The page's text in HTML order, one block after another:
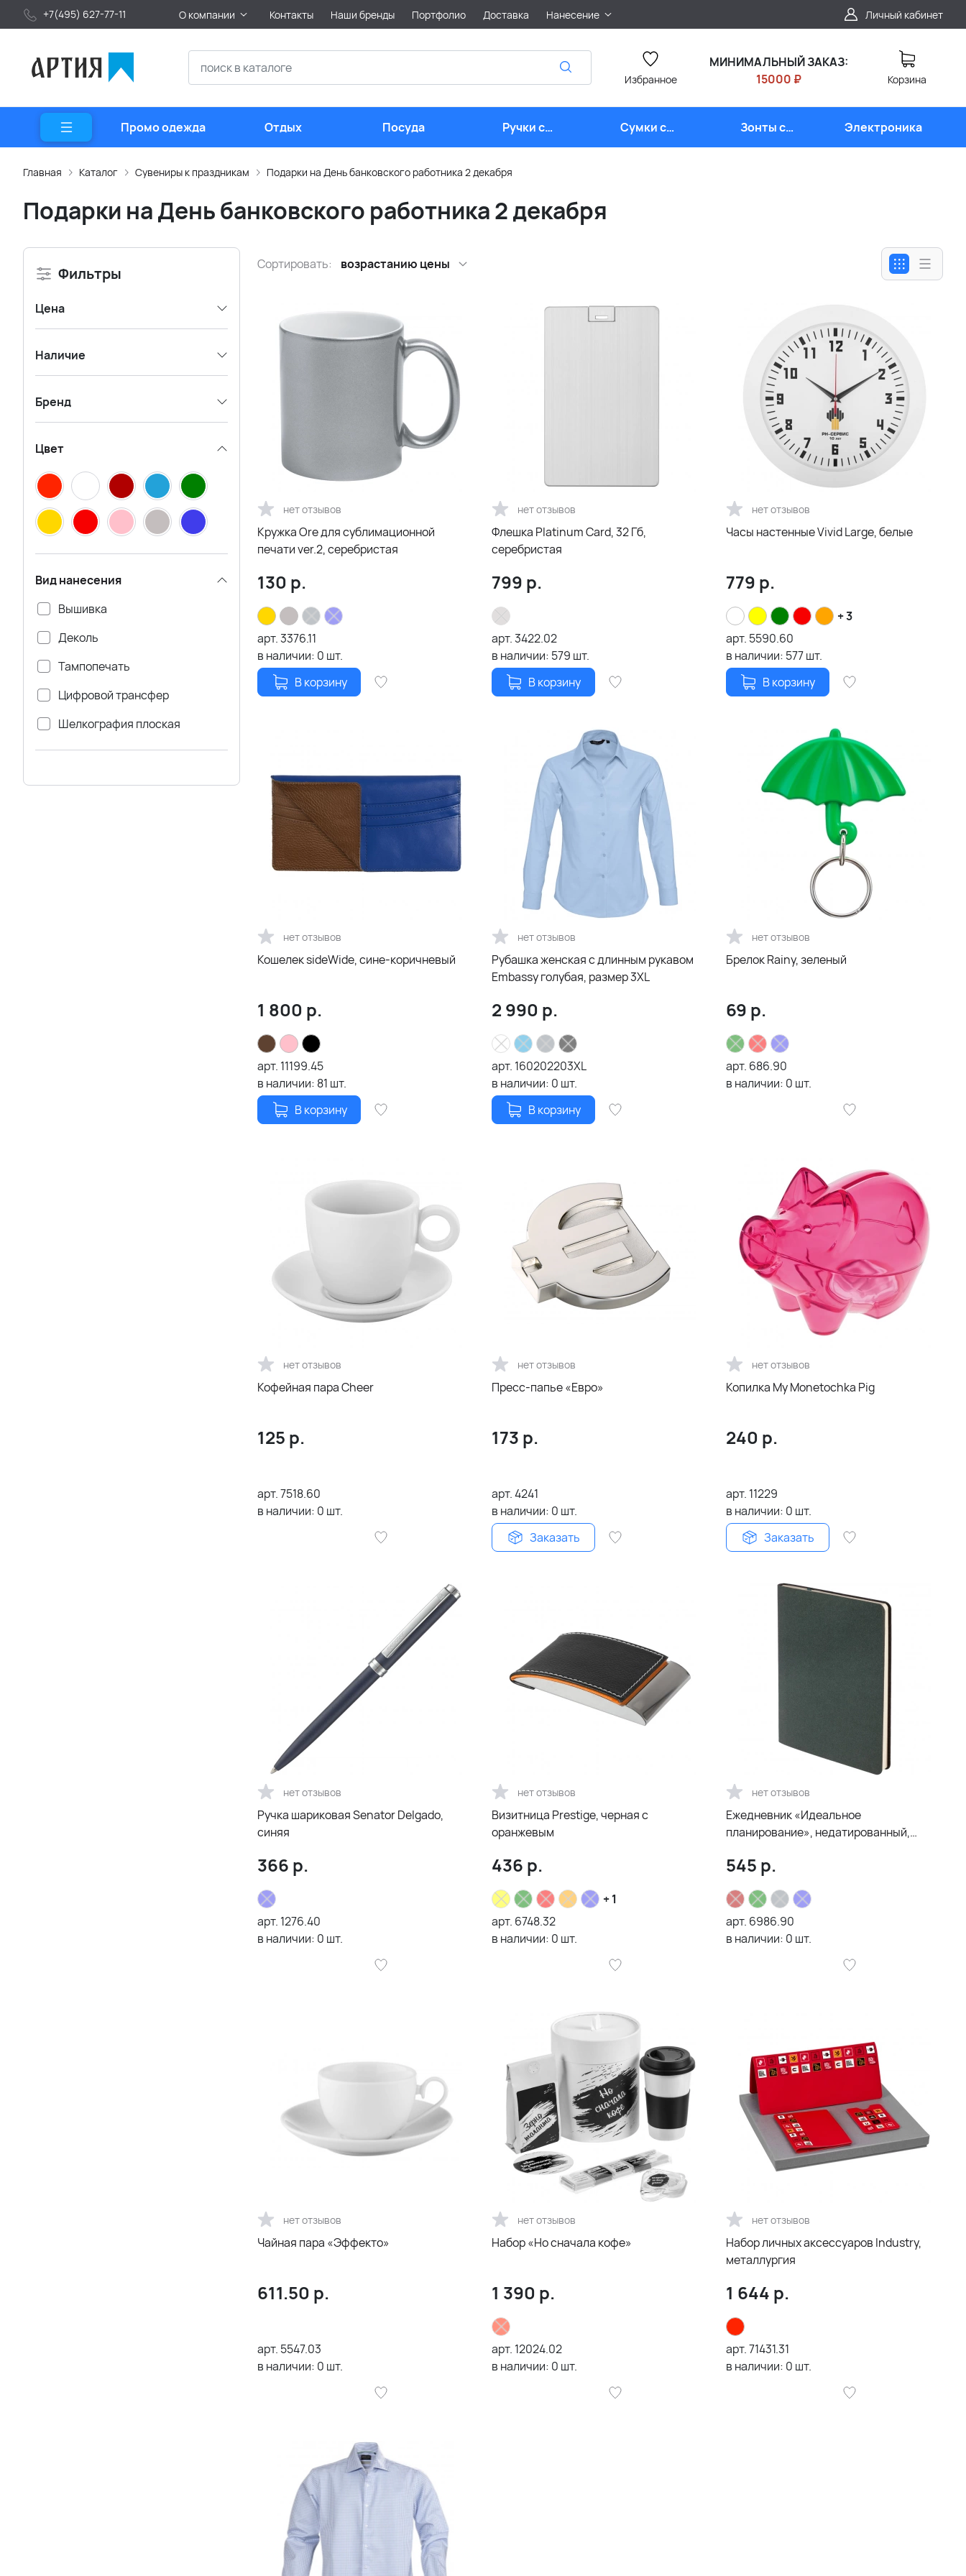
+7(495) 627-77-11 О компании Контакты Наши бренды Портфолио Доставка Нанесение Личный кабинет
Избранное
МИНИМАЛЬНЫЙ ЗАКАЗ:
15000 ₽
Корзина
Промо одежда Отдых Посуда
Ручки с
логотипом
Сумки с
логотипом
Зонты с
логотипом
Электроника
Главная Каталог Сувениры к праздникам Подарки на День банковского работника 2 декабря
Подарки на День банковского работника 2 декабря
Фильтры
Цена
Наличие
Бренд
Цвет
Вид нанесения
Вышивка
Деколь
Тампопечать
Цифровой трансфер
Шелкография плоская
Сортировать: возрастанию цены
нет отзывов
Кружка Ore для сублимационной
печати ver.2, серебристая
130 р.
арт.3376.11
в наличии: 0 шт.
В корзину
нет отзывов
Флешка Platinum Card, 32 Гб,
серебристая
799 р.
арт.3422.02
в наличии: 579 шт.
В корзину
нет отзывов
Часы настенные Vivid Large, белые
779 р.
+ 3
арт. 5590.60
в наличии: 577шт.
В корзину
нет отзывов
Кошелек sideWide, сине-коричневый
1 800 р.
арт. 11199.45
в наличии: 81 шт.
В корзину
нет отзывов
Рубашка женская с длинным рукавом
Embassy голубая, размер 3XL
2 990 р.
арт. 160202203XL
в наличии: 0 шт.
В корзину
нет отзывов
Брелок Rainy, зеленый
69 р.
арт. 686.90
в наличии: 0 шт.
нет отзывов
Кофейная пара Cheer
125 р.
арт.7518.60
в наличии: 0 шт.
нет отзывов
Пресс-папье «Евро»
173 р.
арт.4241
в наличии: 0 шт.
Заказать
нет отзывов
Копилка My Monetochka Pig
240 р.
арт. 11229
в наличии: 0 шт.
Заказать
нет отзывов
Ручка шариковая Senator Delgado,
синяя
366 р.
арт. 1276.40
в наличии: 0 шт.
нет отзывов
Визитница Prestige, черная с
оранжевым
436 р.
+ 1
арт. 6748.32
в наличии: 0 шт.
нет отзывов
Ежедневник «Идеальное
планирование», недатированный,
545 р.
арт. 6986.90
в наличии: 0 шт.
нет отзывов
Чайная пара «Эффекто»
611.50 р.
арт. 5547.03
в наличии: 0 шт.
нет отзывов
Набор «Но сначала кофе»
1 390 р.
арт. 12024.02
в наличии: 0 шт.
нет отзывов
Набор личных аксессуаров Industry,
металлургия
1 644 р.
арт.71431.31
в наличии: 0 шт.